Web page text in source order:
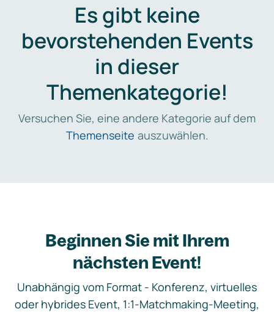
Es gibt keine
bevorstehenden Events
in dieser
Themenkategorie!
Versuchen Sie, eine andere Kategorie auf dem
Themenseite auszuwählen.
Beginnen Sie mit Ihrem
nächsten Event!
Unabhängig vom Format - Konferenz, virtuelles
oder hybrides Event, 1:1-Matchmaking-Meeting,